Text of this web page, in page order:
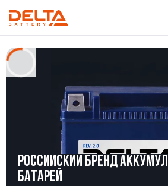
РОССИЙСКИЙ БРЕНД
БАТАРЕЙ